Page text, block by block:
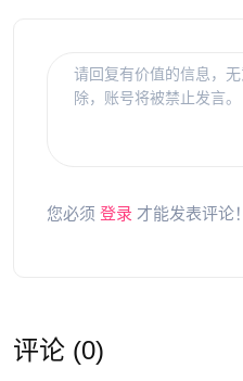
您必须 登录 才能发表评论！
评论 (0)